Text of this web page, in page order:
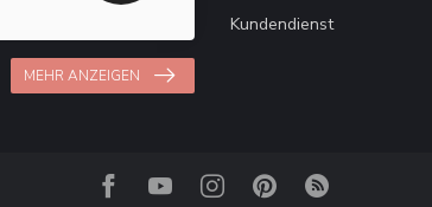
MEHR ANZEIGEN
Kundendienst